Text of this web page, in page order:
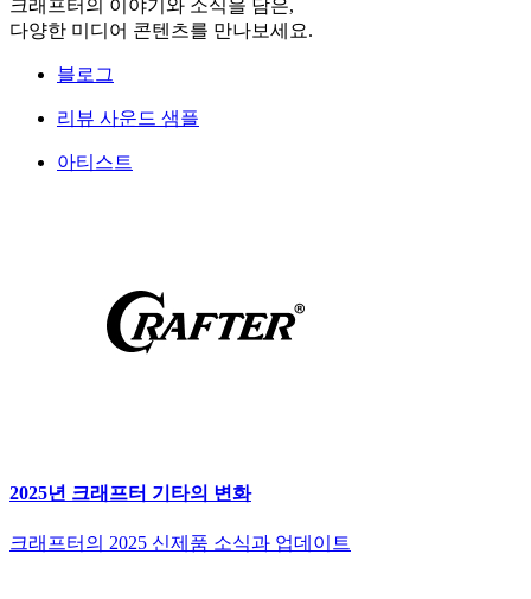
크래프터의 이야기와 소식을 담은,
다양한 미디어 콘텐츠를 만나보세요.
블로그
리뷰 사운드 샘플
아티스트
2025년 크래프터 기타의 변화
크래프터의 2025 신제품 소식과 업데이트